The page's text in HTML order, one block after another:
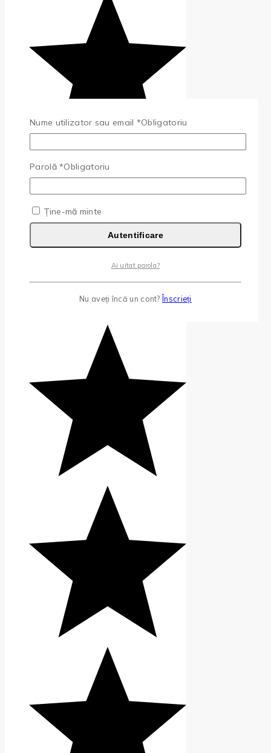
(0)
Nume utilizator sau email *Obligatoriu
Parolă*Obligatoriu
Ține-mă minte
Autentificare
Ai uitat parola?
Nu aveți încă un cont?Înscrieți